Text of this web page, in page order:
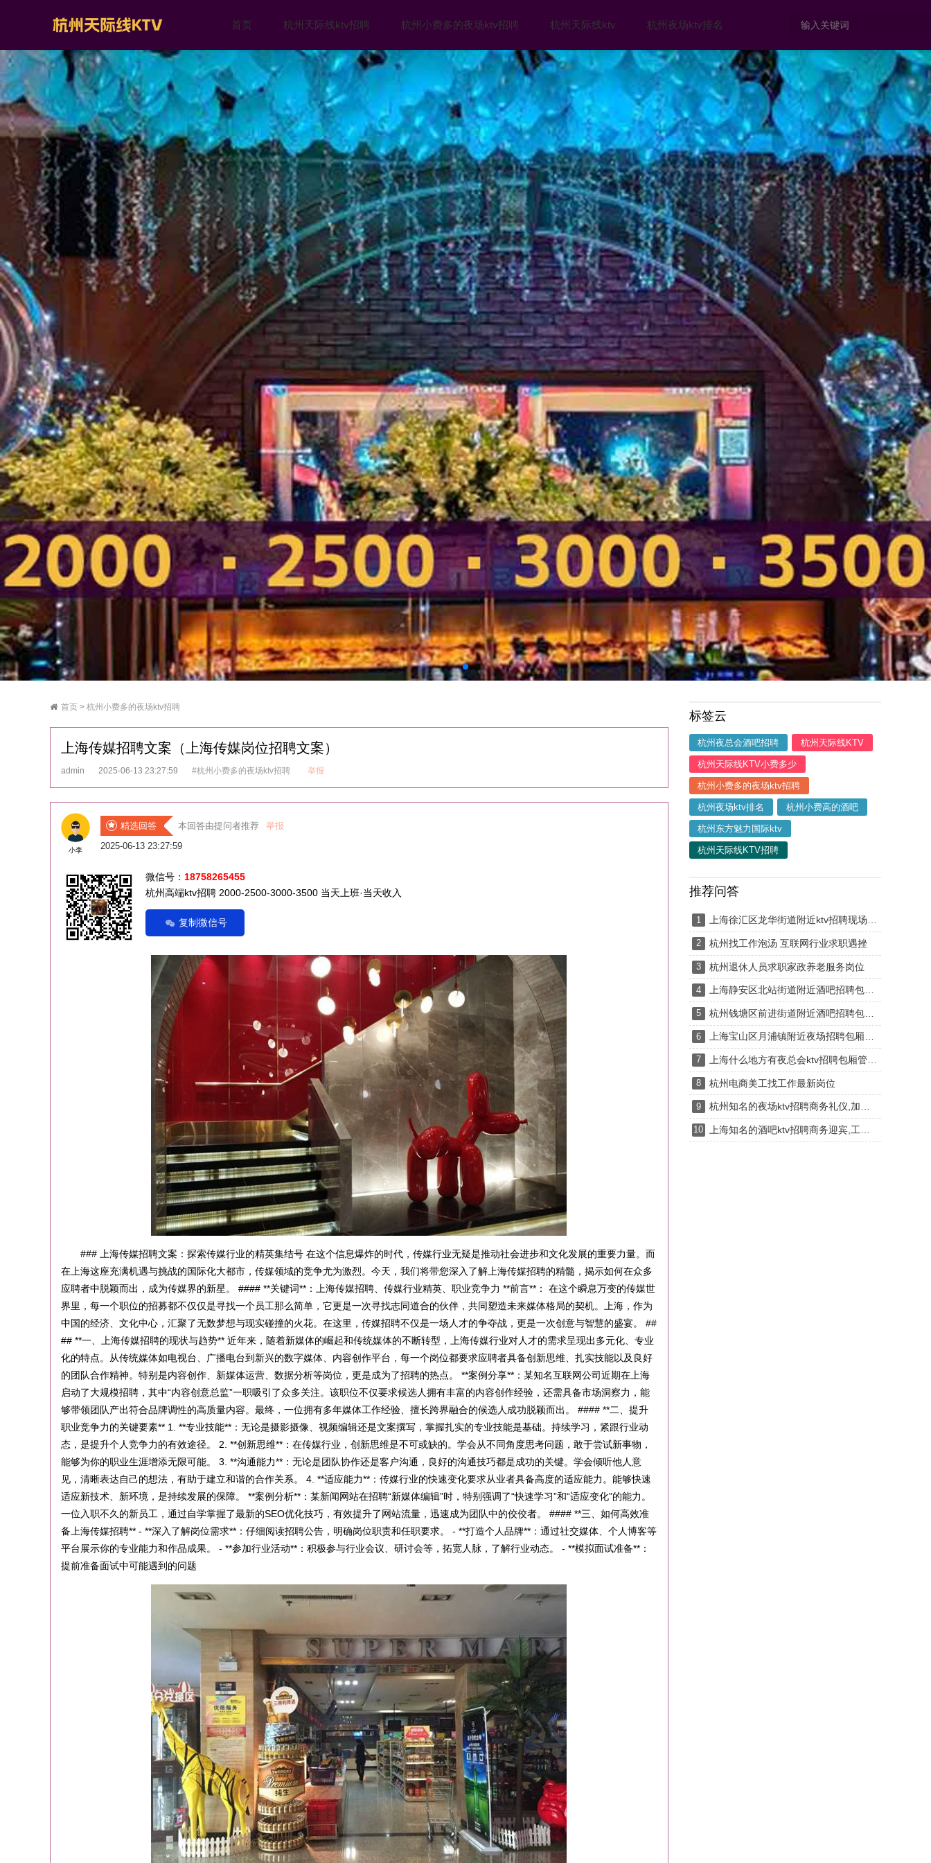
首页 杭州天际线ktv招聘 杭州小费多的夜场ktv招聘 杭州天际线ktv 杭州夜场ktv排名
首页 > 杭州小费多的夜场ktv招聘
上海传媒招聘文案（上海传媒岗位招聘文案）
admin 2025-06-13 23:27:59 #杭州小费多的夜场ktv招聘 举报
小李
精选回答 本回答由提问者推荐
举报
2025-06-13 23:27:59
微信号： 18758265455
杭州高端ktv招聘 2000-2500-3000-3500 当天上班·当天收入
复制微信号
### 上海传媒招聘文案：探索传媒行业的精英集结号 在这个信息爆炸的时代，传媒行业无疑是推动社会进步和文化发展的重要力量。而
在上海这座充满机遇与挑战的国际化大都市，传媒领域的竞争尤为激烈。今天，我们将带您深入了解上海传媒招聘的精髓，揭示如何在众多
应聘者中脱颖而出，成为传媒界的新星。 #### **关键词**：上海传媒招聘、传媒行业精英、职业竞争力 **前言**： 在这个瞬息万变的传媒世
界里，每一个职位的招募都不仅仅是寻找一个员工那么简单，它更是一次寻找志同道合的伙伴，共同塑造未来媒体格局的契机。上海，作为
中国的经济、文化中心，汇聚了无数梦想与现实碰撞的火花。在这里，传媒招聘不仅是一场人才的争夺战，更是一次创意与智慧的盛宴。 ##
## **一、上海传媒招聘的现状与趋势** 近年来，随着新媒体的崛起和传统媒体的不断转型，上海传媒行业对人才的需求呈现出多元化、专业
化的特点。从传统媒体如电视台、广播电台到新兴的数字媒体、内容创作平台，每一个岗位都要求应聘者具备创新思维、扎实技能以及良好
的团队合作精神。特别是内容创作、新媒体运营、数据分析等岗位，更是成为了招聘的热点。 **案例分享**：某知名互联网公司近期在上海
启动了大规模招聘，其中“内容创意总监”一职吸引了众多关注。该职位不仅要求候选人拥有丰富的内容创作经验，还需具备市场洞察力，能
够带领团队产出符合品牌调性的高质量内容。最终，一位拥有多年媒体工作经验、擅长跨界融合的候选人成功脱颖而出。 #### **二、提升
职业竞争力的关键要素** 1. **专业技能**：无论是摄影摄像、视频编辑还是文案撰写，掌握扎实的专业技能是基础。持续学习，紧跟行业动
态，是提升个人竞争力的有效途径。 2. **创新思维**：在传媒行业，创新思维是不可或缺的。学会从不同角度思考问题，敢于尝试新事物，
能够为你的职业生涯增添无限可能。 3. **沟通能力**：无论是团队协作还是客户沟通，良好的沟通技巧都是成功的关键。学会倾听他人意
见，清晰表达自己的想法，有助于建立和谐的合作关系。 4. **适应能力**：传媒行业的快速变化要求从业者具备高度的适应能力。能够快速
适应新技术、新环境，是持续发展的保障。 **案例分析**：某新闻网站在招聘“新媒体编辑”时，特别强调了“快速学习”和“适应变化”的能力。
一位入职不久的新员工，通过自学掌握了最新的SEO优化技巧，有效提升了网站流量，迅速成为团队中的佼佼者。 #### **三、如何高效准
备上海传媒招聘** - **深入了解岗位需求**：仔细阅读招聘公告，明确岗位职责和任职要求。 - **打造个人品牌**：通过社交媒体、个人博客等
平台展示你的专业能力和作品成果。 - **参加行业活动**：积极参与行业会议、研讨会等，拓宽人脉，了解行业动态。 - **模拟面试准备**：
提前准备面试中可能遇到的问题
标签云
杭州夜总会酒吧招聘 杭州天际线KTV
杭州天际线KTV小费多少
杭州小费多的夜场ktv招聘
杭州夜场ktv排名 杭州小费高的酒吧
杭州东方魅力国际ktv
杭州天际线KTV招聘
推荐问答
1 上海徐汇区龙华街道附近ktv招聘现场DJ,有哪些工作岗位
2 杭州找工作泡汤 互联网行业求职遇挫
3 杭州退休人员求职家政养老服务岗位
4 上海静安区北站街道附近酒吧招聘包厢气氛租,一个月上几天班
5 杭州钱塘区前进街道附近酒吧招聘包厢服务员,(不抽台费)
6 上海宝山区月浦镇附近夜场招聘包厢陪唱,是当天上班当天发薪吗？
7
8 杭州电商美工找工作最新岗位
9
10